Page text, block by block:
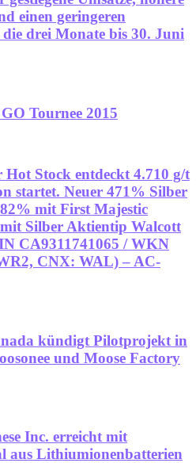
einen geringeren
drei Monate bis 30. Juni
Tournee 2015
Hot Stock entdeckt 4.710 g/t
startet. Neuer 471% Silber
mit First Majestic
Silber Aktientip Walcott
CA9311741065 / WKN
CNX: WAL) – AC-
kündigt Pilotprojekt in
und Moose Factory
Inc. erreicht mit
aus Lithiumionenbatterien